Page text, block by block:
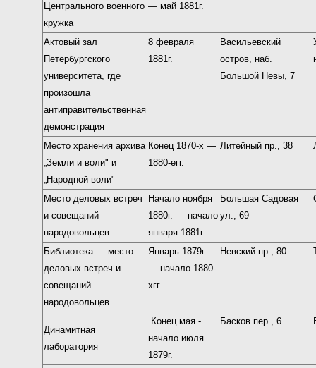
Центрального военного
кружка
— май 1881г.
Актовый зал
Петербургского
университета, где
произошла
антиправительственная
демонстрация
8 февраля
1881г.
Васильевский
остров, наб.
Большой Невы, 7
Место хранения архива
„Земли и воли" и
„Народной воли"
Конец 1870-х —
1880-егг.
Литейный пр., 38
Место деловых встреч
и совещаний
народовольцев
Начало ноября
1880г. — начало
января 1881г.
Большая Садовая
ул., 69
Библиотека — место
деловых встреч и
совещаний
народовольцев
Январь 1879г.
— начало 1880-
хгг.
Невский пр., 80
Динамитная
лаборатория
Конец мая -
начало июля
1879г.
Басков пер., 6